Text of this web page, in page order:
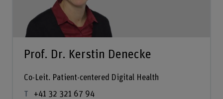
Prof. Dr. Kerstin Denecke
Co-Leit. Patient-centered Digital Health
+41 32 321 67 94